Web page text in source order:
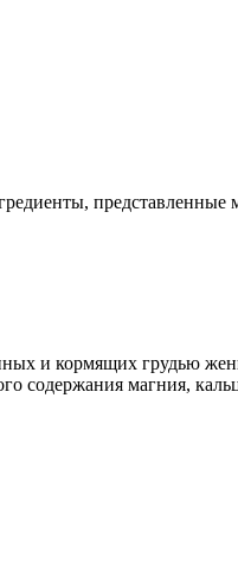
представленные
и кормящих грудью
содержания магния,